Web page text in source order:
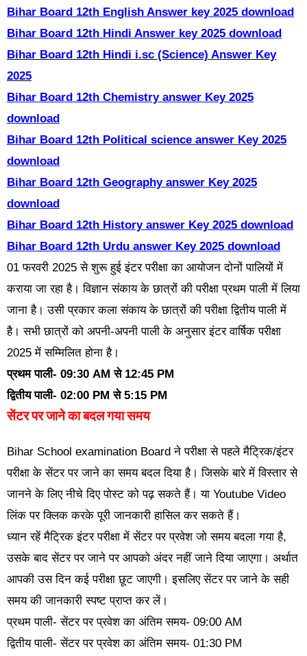
Bihar Board 12th English Answer key 2025 download
Bihar Board 12th Hindi Answer key 2025 download
Bihar Board 12th Hindi i.sc (Science) Answer Key
2025
Bihar Board 12th Chemistry answer Key 2025
download
Bihar Board 12th Political science answer Key 2025
download
Bihar Board 12th Geography answer Key 2025
download
Bihar Board 12th History answer Key 2025 download
Bihar Board 12th Urdu answer Key 2025 download
01 फरवरी 2025 से शुरू हुई इंटर परीक्षा का आयोजन दोनों पालियों में
कराया जा रहा है। विज्ञान संकाय के छात्रों की परीक्षा प्रथम पाली में लिया
जाना है। उसी प्रकार कला संकाय के छात्रों की परीक्षा द्वितीय पाली में
है। सभी छात्रों को अपनी-अपनी पाली के अनुसार इंटर वार्षिक परीक्षा
2025 में सम्मिलित होना है।
प्रथम पाली- 09:30 AM से 12:45 PM
द्वितीय पाली- 02:00 PM से 5:15 PM
सेंटर पर जाने का बदल गया समय
Bihar School examination Board ने परीक्षा से पहले मैट्रिक/इंटर
परीक्षा के सेंटर पर जाने का समय बदल दिया है। जिसके बारे में विस्तार से
जानने के लिए नीचे दिए पोस्ट को पढ़ सकते हैं। या Youtube Video
लिंक पर क्लिक करके पूरी जानकारी हासिल कर सकते हैं।
ध्यान रहें मैट्रिक इंटर परीक्षा में सेंटर पर प्रवेश जो समय बदला गया है,
उसके बाद सेंटर पर जाने पर आपको अंदर नहीं जाने दिया जाएगा। अर्थात
आपकी उस दिन कई परीक्षा छूट जाएगी। इसलिए सेंटर पर जाने के सही
समय की जानकारी स्पष्ट प्राप्त कर लें।
प्रथम पाली- सेंटर पर प्रवेश का अंतिम समय- 09:00 AM
द्वितीय पाली- सेंटर पर प्रवेश का अंतिम समय- 01:30 PM